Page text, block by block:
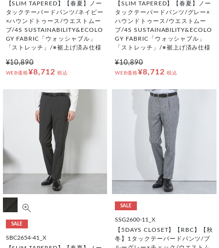
【SLIM TAPERED】【春夏】ノー
タックテーパードパンツ/ネイビー
×ハウンドトゥース/ウエストムー
ブ/4S SUSTAINABILITY&ECOLO
GY FABRIC「ウォッシャブル」
「ストレッチ」/※裾上げ済み仕様
¥10,890
WEB価格¥8,712 税込
【SLIM TAPERED】【春夏】ノー
タックテーパードパンツ/グレー×
ハウンドトゥース/ウエストムー
ブ/4S SUSTAINABILITY&ECOLO
GY FABRIC「ウォッシャブル」
「ストレッチ」/※裾上げ済み仕様
¥10,890
WEB価格¥8,712 税込
SALE
SBC2654-41_X
SALE
SSG2600-11_X
【5DAYS CLOSET】【RBC】【秋
冬】1タックテーパードパンツ/ブ